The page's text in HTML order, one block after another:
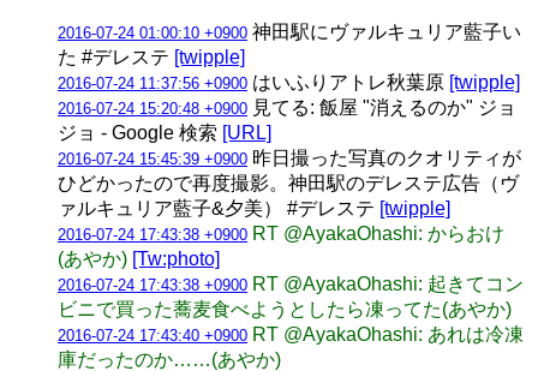
2016-07-24 01:00:10 +0900 神田駅にヴァルキュリア藍子い
た #デレステ [twipple]
2016-07-24 11:37:56 +0900 はいふりアトレ秋葉原 [twipple]
2016-07-24 15:20:48 +0900 見てる: 飯屋 "消えるのか" ジョ
ジョ - Google 検索 [URL]
2016-07-24 15:45:39 +0900 昨日撮った写真のクオリティが
ひどかったので再度撮影。神田駅のデレステ広告（ヴ
ァルキュリア藍子&夕美） #デレステ [twipple]
2016-07-24 17:43:38 +0900 RT @AyakaOhashi: からおけ
(あやか) [Tw:photo]
2016-07-24 17:43:38 +0900 RT @AyakaOhashi: 起きてコン
ビニで買った蕎麦食べようとしたら凍ってた(あやか)
2016-07-24 17:43:40 +0900 RT @AyakaOhashi: あれは冷凍
庫だったのか……(あやか)